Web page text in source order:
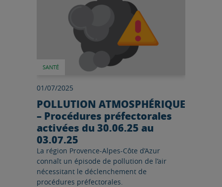
SANTÉ
01/07/2025
POLLUTION ATMOSPHÉRIQUE
– Procédures préfectorales
activées du 30.06.25 au
03.07.25
La région Provence-Alpes-Côte d’Azur
connaît un épisode de pollution de l’air
nécessitant le déclenchement de
procédures préfectorales.